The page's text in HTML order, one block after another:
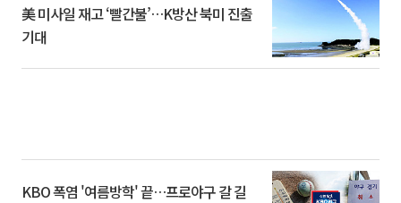
美 미사일 재고 ‘빨간불’…K방산 북미 진출
기대
KBO 폭염 '여름방학' 끝…프로야구 갈 길